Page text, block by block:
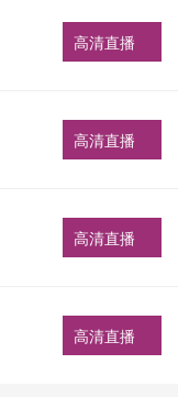
高清直播
高清直播
高清直播
高清直播